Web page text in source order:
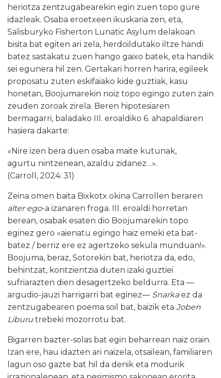
heriotza zentzugabearekin egin zuen topo gure
idazleak. Osaba eroetxeen ikuskaria zen, eta,
Salisburyko Fisherton Lunatic Asylum delakoan
bisita bat egiten ari zela, herdoildutako iltze handi
batez sastakatu zuen hango gaixo batek, eta handik
sei egunera hil zen. Gertakari horren harira, egileek
proposatu zuten eskifaiako kide guztiak, kasu
honetan, Boojumarekin noiz topo egingo zuten zain
zeuden zoroak zirela. Beren hipotesiaren
bermagarri, baladako III. eroaldiko 6. ahapaldiaren
hasiera dakarte:
«Nire izen bera duen osaba maite kutunak,
agurtu nintzenean, azaldu zidanez…».
(Carroll, 2024: 31)
Zeina omen baita Bixkotx okina Carrollen beraren
alter ego-a izanaren froga. III. eroaldi horretan
berean, osabak esaten dio Boojumarekin topo
eginez gero «aienatu egingo haiz emeki eta bat-
batez / berriz ere ez agertzeko sekula munduan!».
Boojuma, beraz, Sotorekin bat, heriotza da, edo,
behintzat, kontzientzia duten izaki guztiei
sufriarazten dien desagertzeko beldurra. Eta —
argudio-jauzi harrigarri bat eginez— Snarkaez da
zentzugabearen poema soil bat, baizik eta Joben
Liburu trebeki mozorrotu bat.
Bigarren bazter-solas bat egin beharrean naiz orain.
Izan ere, hau idazten ari naizela, otsailean, familiaren
lagun oso gazte bat hil da denik eta modurik